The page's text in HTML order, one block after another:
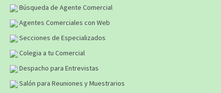
Búsqueda de Agente Comercial
Agentes Comerciales con Web
Secciones de Especializados
Colegia a tu Comercial
Despacho para Entrevistas
Salón para Reuniones y Muestrarios